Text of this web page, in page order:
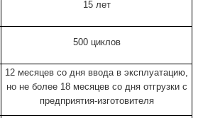
15 лет
500 циклов
12 месяцев со дня ввода в эксплуатацию,
но не более 18 месяцев со дня отгрузки с
предприятия-изготовителя